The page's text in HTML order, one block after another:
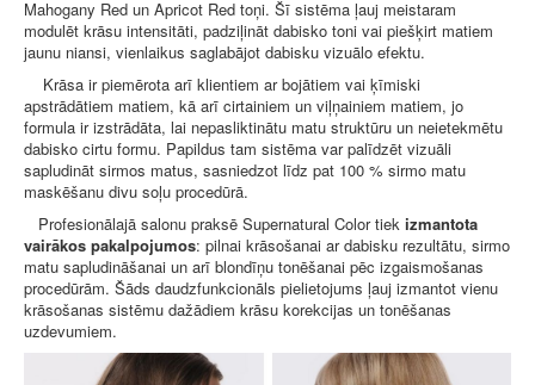
Mahogany Red un Apricot Red toņi. Šī sistēma ļauj meistaram
modulēt krāsu intensitāti, padziļināt dabisko toni vai piešķirt matiem
jaunu niansi, vienlaikus saglabājot dabisku vizuālo efektu.
Krāsa ir piemērota arī klientiem ar bojātiem vai ķīmiski
apstrādātiem matiem, kā arī cirtainiem un viļņainiem matiem, jo
formula ir izstrādāta, lai nepasliktinātu matu struktūru un neietekmētu
dabisko cirtu formu. Papildus tam sistēma var palīdzēt vizuāli
sapludināt sirmos matus, sasniedzot līdz pat 100 % sirmo matu
maskēšanu divu soļu procedūrā.
Profesionālajā salonu praksē Supernatural Color tiek izmantota
vairākos pakalpojumos: pilnai krāsošanai ar dabisku rezultātu, sirmo
matu sapludināšanai un arī blondīņu tonēšanai pēc izgaismošanas
procedūrām. Šāds daudzfunkcionāls pielietojums ļauj izmantot vienu
krāsošanas sistēmu dažādiem krāsu korekcijas un tonēšanas
uzdevumiem.